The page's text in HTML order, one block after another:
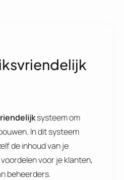
systeem om
In dit systeem
de inhoud van je
voor je klanten,
beheerders.